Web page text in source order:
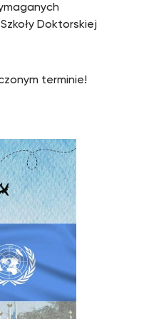
Doktorskiej
terminie!